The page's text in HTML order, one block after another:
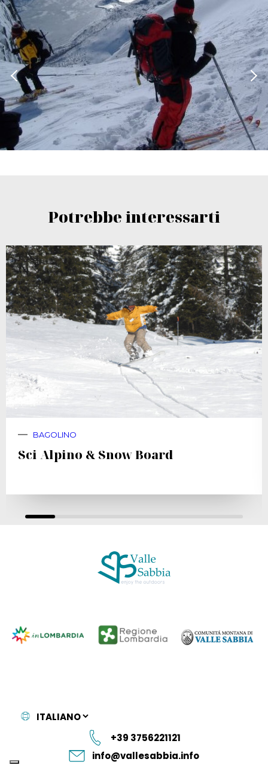
Potrebbe interessarti
BAGOLINO
Sci Alpino & Snow Board
+39 3756221121
info@vallesabbia.info